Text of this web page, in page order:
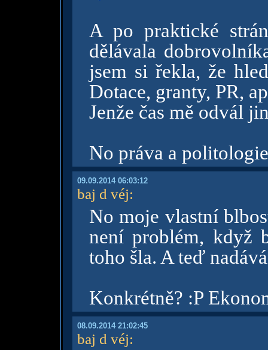
A po praktické
dělávala
jsem si řekla, že
Dotace, granty, PR,
Jenže čas mě odvál
No práva a
09.09.2014 06:03:12
baj d véj:
No moje vlastní
není problém, když
toho šla. A teď
Konkrétně? :P
08.09.2014 21:02:45
baj d véj: